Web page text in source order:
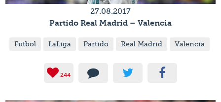
27.08.2017
Partido Real Madrid – Valencia
Futbol LaLiga Partido Real Madrid Valencia
244